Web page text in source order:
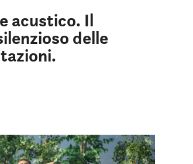
acustico. Il
delle